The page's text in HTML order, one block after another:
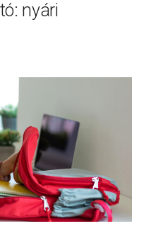
nyári